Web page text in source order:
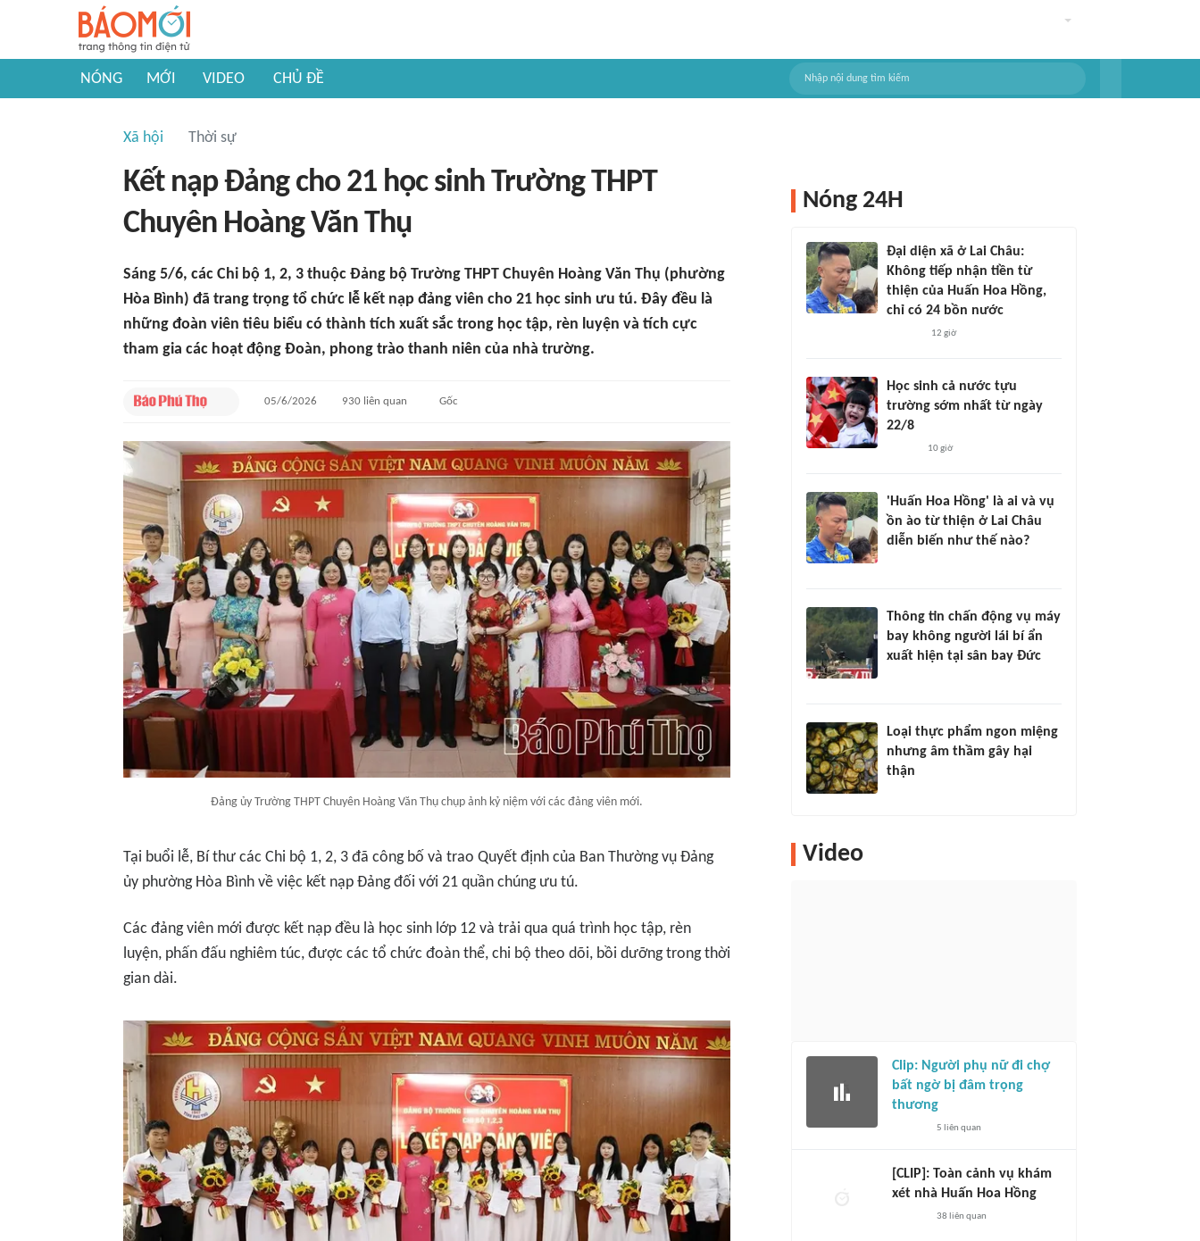
NÓNG MỚI VIDEO CHỦ ĐỀ
Xã hội Thời sự
Kết nạp Đảng cho 21 học sinh Trường THPT
Chuyên Hoàng Văn Thụ
Sáng 5/6, các Chi bộ 1, 2, 3 thuộc Đảng bộ Trường THPT Chuyên Hoàng Văn Thụ (phường
Hòa Bình) đã trang trọng tổ chức lễ kết nạp đảng viên cho 21 học sinh ưu tú. Đây đều là
những đoàn viên tiêu biểu có thành tích xuất sắc trong học tập, rèn luyện và tích cực
tham gia các hoạt động Đoàn, phong trào thanh niên của nhà trường.
05/6/2026 930liên quan Gốc
Đảng ủy Trường THPT Chuyên Hoàng Văn Thụ chụp ảnh kỷ niệm với các đảng viên mới.
Tại buổi lễ, Bí thư các Chi bộ 1, 2, 3 đã công bố và trao Quyết định của Ban Thường vụ Đảng
ủy phường Hòa Bình về việc kết nạp Đảng đối với 21 quần chúng ưu tú.
Các đảng viên mới được kết nạp đều là học sinh lớp 12 và trải qua quá trình học tập, rèn
luyện, phấn đấu nghiêm túc, được các tổ chức đoàn thể, chi bộ theo dõi, bồi dưỡng trong thời
gian dài.
Nóng 24H
Đại diện xã ở Lai Châu:
Không tiếp nhận tiền từ
thiện của Huấn Hoa Hồng,
chỉ có 24 bồn nước
12 giờ
Học sinh cả nước tựu
trường sớm nhất từ ngày
22/8
10 giờ
'Huấn Hoa Hồng' là ai và vụ
ồn ào từ thiện ở Lai Châu
diễn biến như thế nào?
Thông tin chấn động vụ máy
bay không người lái bí ẩn
xuất hiện tại sân bay Đức
Loại thực phẩm ngon miệng
nhưng âm thầm gây hại
thận
Video
Clip: Người phụ nữ đi chợ
bất ngờ bị đâm trọng
thương
5 liên quan
[CLIP]: Toàn cảnh vụ khám
xét nhà Huấn Hoa Hồng
38 liên quan